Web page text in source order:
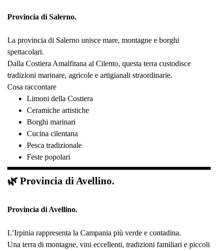
Provincia di Salerno.
La provincia di Salerno unisce mare, montagne e borghi
spettacolari.
Dalla Costiera Amalfitana al Cilento, questa terra custodisce
tradizioni marinare, agricole e artigianali straordinarie.
Cosa raccontare
Limoni della Costiera
Ceramiche artistiche
Borghi marinari
Cucina cilentana
Pesca tradizionale
Feste popolari
🌿 Provincia di Avellino.
Provincia di Avellino.
L’Irpinia rappresenta la Campania più verde e contadina.
Una terra di montagne, vini eccellenti, tradizioni familiari e piccoli